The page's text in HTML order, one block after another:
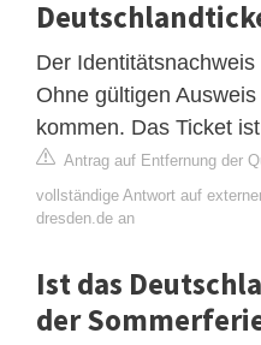
Der
Ohne gültigen
kommen. Das Ticket
Antrag auf Entfernung der
vollständige Antwort auf
dresden.de an
Ist das
der